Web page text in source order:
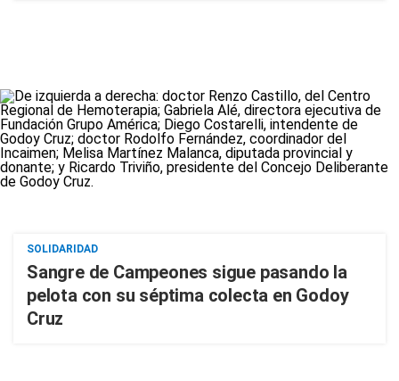
SOLIDARIDAD
Sangre de Campeones sigue pasando la
pelota con su séptima colecta en Godoy
Cruz